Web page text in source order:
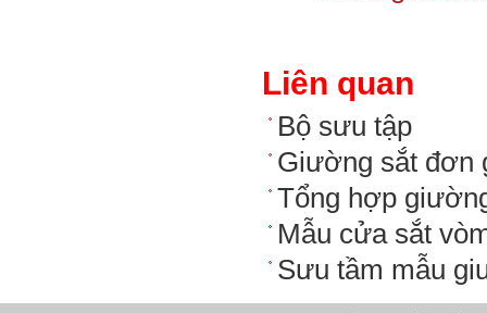
Liên quan
Bộ sưu tập
Giường sắt đơn
Tổng hợp
Mẫu cửa sắt
Sưu tầm mẫu